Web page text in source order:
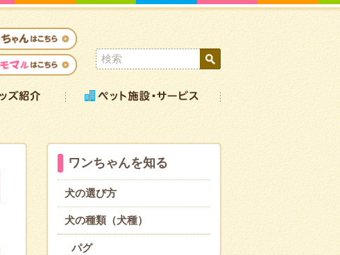
ワンちゃんを知る
犬の選び方
犬の種類（犬種）
パグ